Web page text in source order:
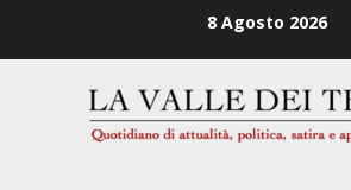
8 Agosto 2026